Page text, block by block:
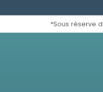
*Sous réserve